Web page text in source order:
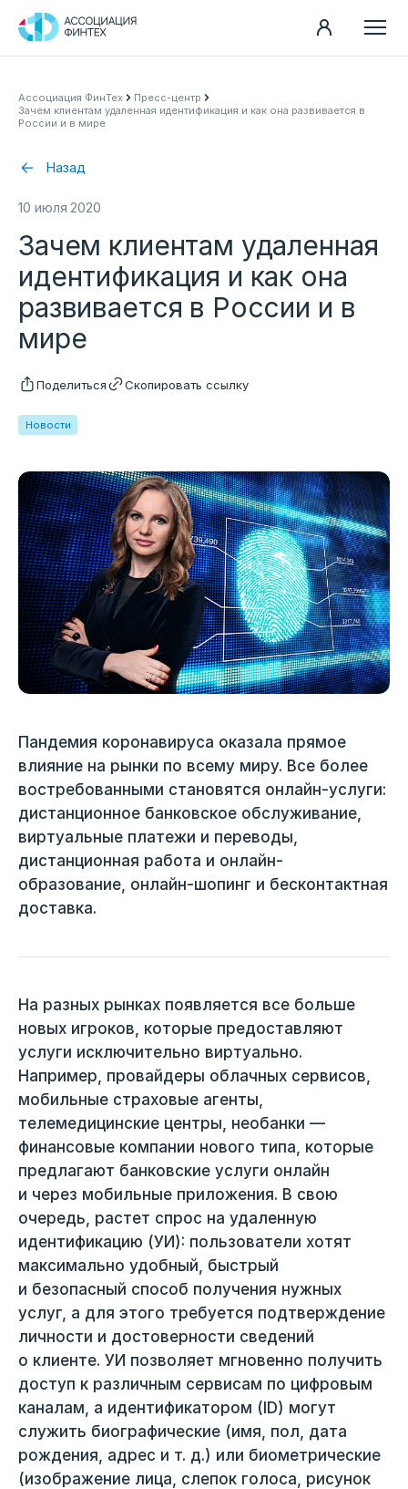
Ассоциация
Контакты
Документы
Ассоциация ФинТех
Пресс-центр
Зачем клиентам удаленная идентификация и как она развивается в
России и в мире
Назад
10 июля 2020
Новости
Зачем клиентам удаленная
идентификация и как она
развивается в России и в
мире
Поделиться Скопировать ссылку
Пандемия коронавируса оказала прямое
влияние на рынки по всему миру. Все более
востребованными становятся онлайн-услуги:
дистанционное банковское обслуживание,
виртуальные платежи и переводы,
дистанционная работа и онлайн-
образование, онлайн-шопинг и бесконтактная
доставка.
На разных рынках появляется все больше
новых игроков, которые предоставляют
услуги исключительно виртуально.
Например, провайдеры облачных сервисов,
мобильные страховые агенты,
телемедицинские центры, необанки —
финансовые компании нового типа, которые
предлагают банковские услуги онлайн
и через мобильные приложения. В свою
очередь, растет спрос на удаленную
идентификацию (УИ): пользователи хотят
максимально удобный, быстрый
и безопасный способ получения нужных
услуг, а для этого требуется подтверждение
личности и достоверности сведений
о клиенте. УИ позволяет мгновенно получить
доступ к различным сервисам по цифровым
каналам, а идентификатором (ID) могут
служить биографические (имя, пол, дата
рождения, адрес и т. д.) или биометрические
(изображение лица, слепок голоса, рисунок